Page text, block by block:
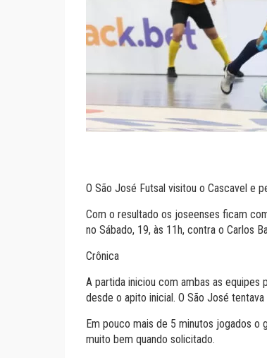
O São José Futsal visitou o Cascavel e
Com o resultado os joseenses ficam
no Sábado, 19, às 11h, contra o Carlos
Crônica
A partida iniciou com ambas as equipes
desde o apito inicial. O São José
Em pouco mais de 5 minutos jogados o
muito bem quando solicitado.